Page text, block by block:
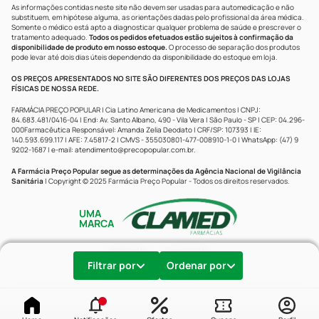
Filtrar por Ordenar por
As informações contidas neste site não devem ser usadas para automedicação e não
substituem, em hipótese alguma, as orientações dadas pelo profissional da área médica.
Somente o médico está apto a diagnosticar qualquer problema de saúde e prescrever o
tratamento adequado. Todos os pedidos efetuados estão sujeitos à confirmação da
disponibilidade de produto em nosso estoque.O processo de separação dos produtos
pode levar até dois dias úteis dependendo da disponibilidade do estoque em loja.
OS PREÇOS APRESENTADOS NO SITE SÃO DIFERENTES DOS PREÇOS DAS LOJAS
FÍSICAS DE NOSSA REDE.
FARMÁCIA PREÇO POPULAR | Cia Latino Americana de Medicamentos | CNPJ:
84.683.481/0416-04 | End: Av. Santo Albano, 490 - Vila Vera | São Paulo - SP | CEP: 04.296-
000Farmacêutica Responsável: Amanda Zelia Deodato | CRF/SP: 107393 | IE:
140.593.699.117 | AFE: 7.45817-2 | CMVS - 355030801-477-008910-1-0 | WhatsApp: (47) 9
9202-1687 | e-mail: atendimento@precopopular.com.br.
A Farmácia Preço Popular segue as determinações da Agência Nacional de Vigilância
Sanitária | Copyright © 2025 Farmácia Preço Popular - Todos os direitos reservados.
UMA
MARCA
Powered by Developed by